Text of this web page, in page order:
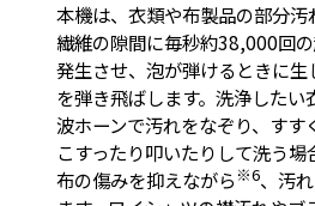
本機は、衣類や布製品の部分
繊維の隙間に毎秒約38,000回
発生させ、泡が弾けるときに
を弾き飛ばします。洗浄した
波ホーンで汚れをなぞり、すす
こすったり叩いたりして洗う場
布の傷みを抑えながら※6、汚